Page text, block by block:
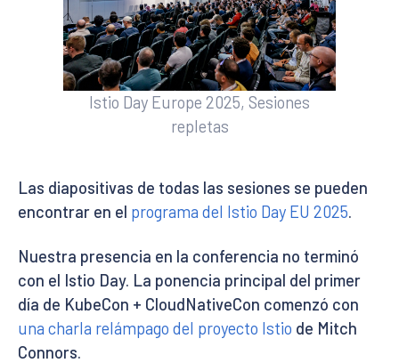
Istio Day Europe 2025, Sesiones
repletas
Las diapositivas de todas las sesiones se pueden
encontrar en el programa del Istio Day EU 2025.
Nuestra presencia en la conferencia no terminó
con el Istio Day. La ponencia principal del primer
día de KubeCon + CloudNativeCon comenzó con
una charla relámpago del proyecto Istio de Mitch
Connors.